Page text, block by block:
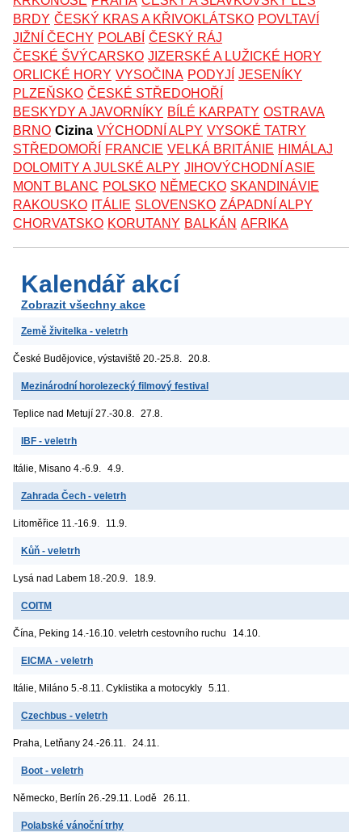
BRDY ČESKÝ KRAS A KŘIVOKLÁTSKO POVLTAVÍ
JIŽNÍ ČECHY POLABÍ ČESKÝ RÁJ
ČESKÉ ŠVÝCARSKO JIZERSKÉ A LUŽICKÉ HORY
ORLICKÉ HORY VYSOČINA PODYJÍ JESENÍKY
PLZEŇSKO ČESKÉ STŘEDOHOŘÍ
BESKYDY A JAVORNÍKY BÍLÉ KARPATY OSTRAVA
BRNO Cizina VÝCHODNÍ ALPY VYSOKÉ TATRY
STŘEDOMOŘÍ
FRANCIE VELKÁ BRITÁNIE HIMÁLAJ
DOLOMITY A JULSKÉ ALPY JIHOVÝCHODNÍ ASIE
MONT BLANC POLSKO NĚMECKO SKANDINÁVIE
RAKOUSKO ITÁLIE SLOVENSKO ZÁPADNÍ ALPY
CHORVATSKO KORUTANY BALKÁN AFRIKA
Kalendář akcí
Zobrazit všechny akce
Země živitelka - veletrh
České Budějovice, výstaviště 20.-25.8. 20.8.
Mezinárodní horolezecký filmový festival
Teplice nad Metují 27.-30.8. 27.8.
IBF - veletrh
Itálie, Misano 4.-6.9. 4.9.
Zahrada Čech - veletrh
Litoměřice 11.-16.9. 11.9.
Kůň - veletrh
Lysá nad Labem 18.-20.9. 18.9.
COITM
Čína, Peking 14.-16.10. veletrh cestovního ruchu 14.10.
EICMA - veletrh
Itálie, Miláno 5.-8.11. Cyklistika a motocykly 5.11.
Czechbus - veletrh
Praha, Letňany 24.-26.11. 24.11.
Boot - veletrh
Německo, Berlín 26.-29.11. Lodě 26.11.
Polabské vánoční trhy